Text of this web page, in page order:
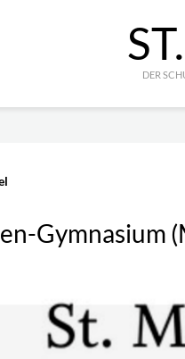
DER
Gymnasium